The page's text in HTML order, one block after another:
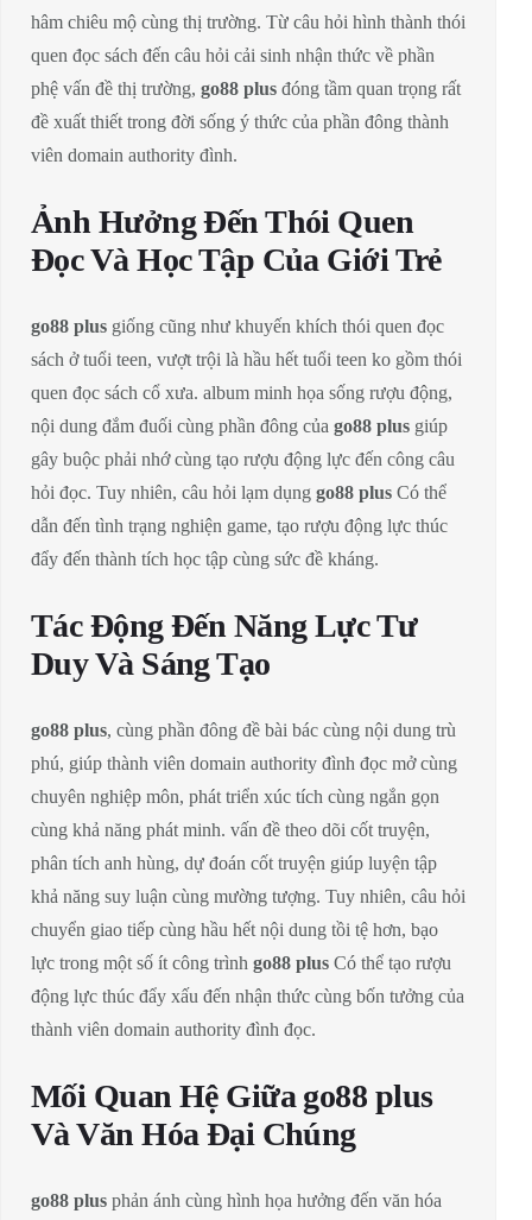
hâm chiêu mộ cùng thị trường. Từ câu hỏi hình thành thói
quen đọc sách đến câu hỏi cải sinh nhận thức về phần
phệ vấn đề thị trường, go88 plus đóng tầm quan trọng rất
đề xuất thiết trong đời sống ý thức của phần đông thành
viên domain authority đình.
Ảnh Hưởng Đến Thói Quen
Đọc Và Học Tập Của Giới Trẻ
go88 plus giống cũng như khuyến khích thói quen đọc
sách ở tuổi teen, vượt trội là hầu hết tuổi teen ko gồm thói
quen đọc sách cổ xưa. album minh họa sống rượu động,
nội dung đắm đuối cùng phần đông của go88 plus giúp
gây buộc phải nhớ cùng tạo rượu động lực đến công câu
hỏi đọc. Tuy nhiên, câu hỏi lạm dụng go88 plus Có thể
dẫn đến tình trạng nghiện game, tạo rượu động lực thúc
đẩy đến thành tích học tập cùng sức đề kháng.
Tác Động Đến Năng Lực Tư
Duy Và Sáng Tạo
go88 plus, cùng phần đông đề bài bác cùng nội dung trù
phú, giúp thành viên domain authority đình đọc mở cùng
chuyên nghiệp môn, phát triển xúc tích cùng ngắn gọn
cùng khả năng phát minh. vấn đề theo dõi cốt truyện,
phân tích anh hùng, dự đoán cốt truyện giúp luyện tập
khả năng suy luận cùng mường tượng. Tuy nhiên, câu hỏi
chuyển giao tiếp cùng hầu hết nội dung tồi tệ hơn, bạo
lực trong một số ít công trình go88 plus Có thể tạo rượu
động lực thúc đẩy xấu đến nhận thức cùng bốn tưởng của
thành viên domain authority đình đọc.
Mối Quan Hệ Giữa go88 plus
Và Văn Hóa Đại Chúng
go88 plus phản ánh cùng hình họa hưởng đến văn hóa